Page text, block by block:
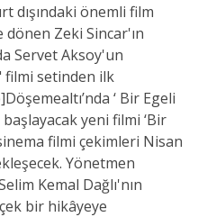
dışındaki önemli film
Zeki Sincar'ın
Servet Aksoy'un
filmi setinden ilk
‘ Bir Egeli
yeni filmi ‘Bir
filmi çekimleri Nisan
Yönetmen
Kemal Dağlı'nın
bir hikâyeye